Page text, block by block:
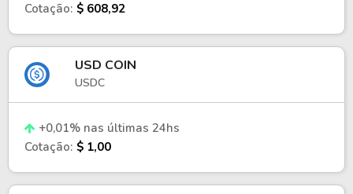
Cotação: $ 608,92
USD COIN
USDC
+0,01% nas últimas 24hs
Cotação: $ 1,00